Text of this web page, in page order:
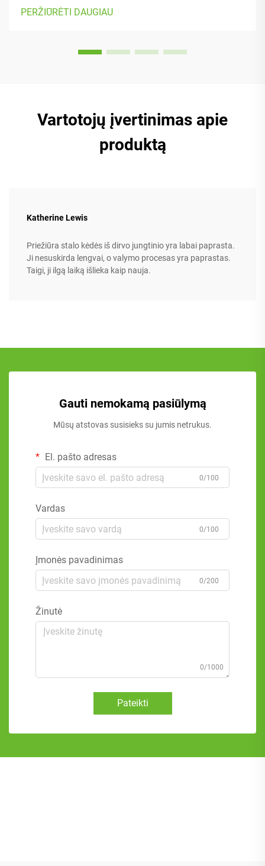
reguliuojamų dalių, kurios tinka skirtingam kūno tipui bei
pageidavimams. Daugelyje modelių yra...
PERŽIŪRĖTI DAUGIAU
Vartotojų įvertinimas apie
produktą
Katherine Lewis
Priežiūra stalo kėdės iš dirvo jungtinio yra labai paprasta.
Ji nesuskirda lengvai, o valymo procesas yra paprastas.
Taigi, ji ilgą laiką išlieka kaip nauja.
Gauti nemokamą pasiūlymą
Mūsų atstovas susisieks su jumis netrukus.
El. pašto adresas
0/100
Vardas
0/100
Įmonės pavadinimas
0/200
Žinutė
0/1000
Pateikti